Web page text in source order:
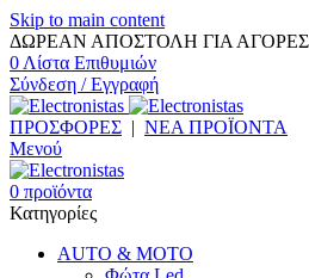
Skip to main content
ΔΩΡΕΑΝ ΑΠΟΣΤΟΛΗ ΓΙΑ ΑΓΟΡΕΣ
0 Λίστα Επιθυμιών
Σύνδεση / Εγγραφή
ΠΡΟΣΦΟΡΕΣ | ΝΕΑ ΠΡΟΪΟΝΤΑ
Μενού
0 προϊόντα
Κατηγορίες
AUTO & MOTO